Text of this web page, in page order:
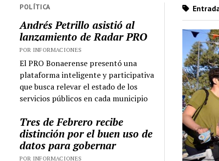
POLÍTICA
Andrés Petrillo asistió al
lanzamiento de Radar PRO
POR INFORMACIONES
El PRO Bonaerense presentó una
plataforma inteligente y participativa
que busca relevar el estado de los
servicios públicos en cada municipio
Tres de Febrero recibe
distinción por el buen uso de
datos para gobernar
POR INFORMACIONES